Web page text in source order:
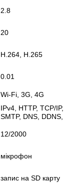
2.8
20
H.264, H.265
0.01
Wi-Fi, 3G, 4G
IPv4, HTTP, TCP/
SMTP, DNS,
12/2000
мікрофон
запис на SD карту